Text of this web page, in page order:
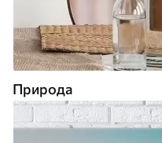
Природа